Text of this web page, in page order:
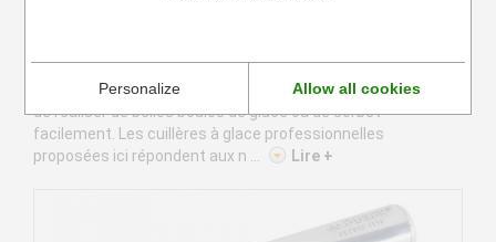
Le portionneur à glace fait partie des ustensiles
indispensables pour une activité de restauration. Il permet
de réaliser de belles boules de glace ou de sorbet
facilement. Les cuillères à glace professionnelles
proposées ici répondent aux n ...
Lire +
Personalize Allow all cookies